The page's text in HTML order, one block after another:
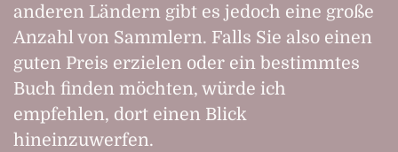
anderen Ländern gibt es jedoch eine große
Anzahl von Sammlern. Falls Sie also einen
guten Preis erzielen oder ein bestimmtes
Buch finden möchten, würde ich
empfehlen, dort einen Blick
hineinzuwerfen.